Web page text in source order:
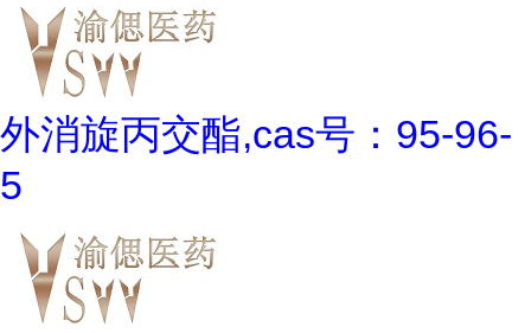
外消旋丙交酯,cas号：95-96-
5